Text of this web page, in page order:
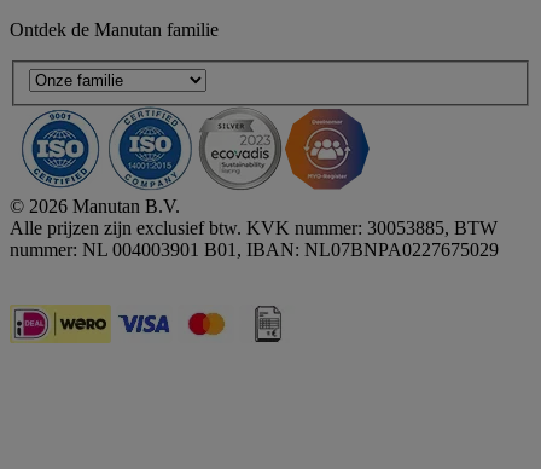
Ontdek de Manutan familie
© 2026 Manutan B.V.
Alle prijzen zijn exclusief btw. KVK nummer: 30053885, BTW
nummer: NL 004003901 B01, IBAN: NL07BNPA0227675029